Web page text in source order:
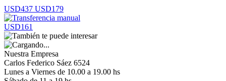
USD437 USD179
USD161
Nuestra Empresa
Carlos Federico Sáez 6524
Lunes a Viernes de 10.00 a 19.00 hs